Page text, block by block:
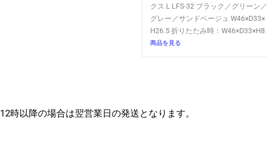
クス L LFS-32 ブラック／グリーン／
グレー／サンドベージュ W46×D33×
H26.5 折りたたみ時：W46×D33×H8
商品を見る
12時以降の場合は翌営業日の発送となります。